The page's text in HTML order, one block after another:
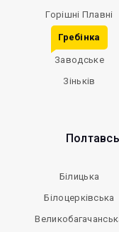
Горішні Плавні
Гребінка
Заводське
Зіньків
Білицька
Білоцерківська